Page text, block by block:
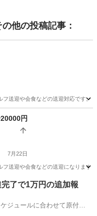
他の投稿記事：
フ送迎や会食などの送迎対応で
円
7月22日
フ送迎や会食などの送迎になり
了で1万円の追加報
ジュールに合わせて原付や